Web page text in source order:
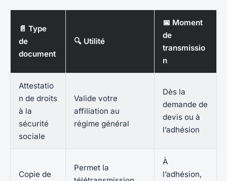
📄 Type
de
document
🔍 Utilité
📅 Moment
de
transmissio
n
Attestatio
n de droits
à la
sécurité
sociale
Valide votre
affiliation au
régime général
Dès la
demande de
devis ou à
l’adhésion
Copie de
Permet la
À
l’adhésion,